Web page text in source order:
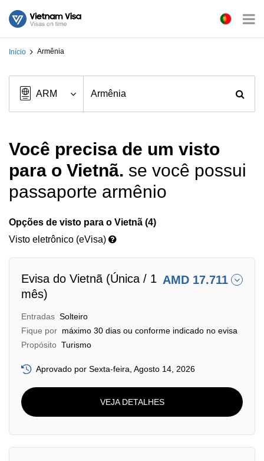
Início Armênia
Você precisa de um visto
para o Vietnã. se você possui
passaporte armênio
Opções de visto para o Vietnã (4)
Visto eletrônico (eVisa)
Evisa do Vietnã (Única / 1
mês)
AMD 17.711
Entradas Solteiro
Fique por máximo 30 dias ou conforme indicado no evisa
Propósito Turismo
Aprovado por Sexta-feira, Agosto 14, 2026
VEJA DETALHES